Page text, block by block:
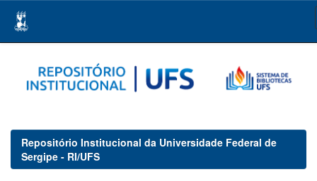
navigation
Repositório Institucional da Universidade Federal de
Sergipe - RI/UFS